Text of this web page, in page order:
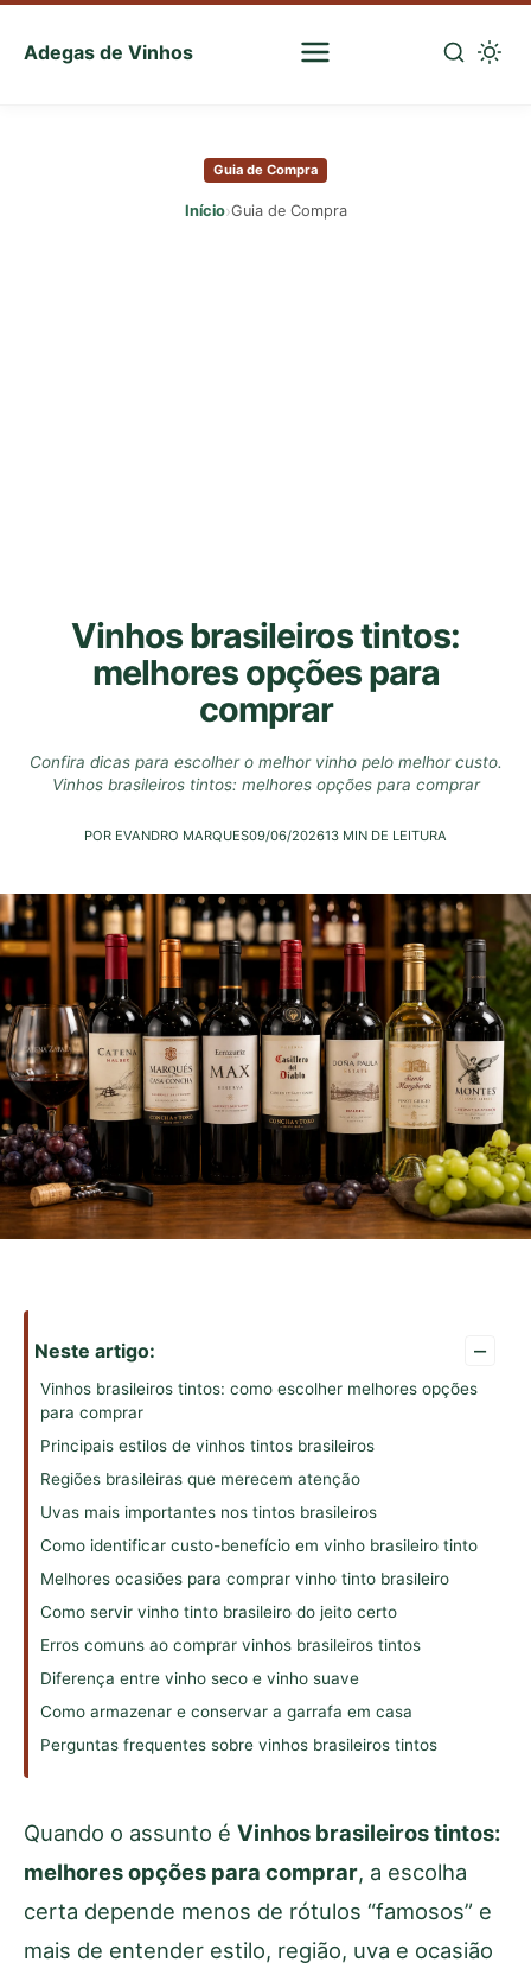
Adegas de Vinhos
Sua
Guia de Compra
Início›Guia de Compra
Vinhos brasileiros tintos:
melhores opções para
comprar
Confira dicas para escolher o melhor vinho pelo melhor custo.
Vinhos brasileiros tintos: melhores opções para comprar
POR EVANDRO MARQUES09/06/202613 MIN DE LEITURA
Neste artigo: –
Vinhos brasileiros tintos: como escolher melhores opções
para comprar
Principais estilos de vinhos tintos brasileiros
Regiões brasileiras que merecem atenção
Uvas mais importantes nos tintos brasileiros
Como identificar custo-benefício em vinho brasileiro tinto
Melhores ocasiões para comprar vinho tinto brasileiro
Como servir vinho tinto brasileiro do jeito certo
Erros comuns ao comprar vinhos brasileiros tintos
Diferença entre vinho seco e vinho suave
Como armazenar e conservar a garrafa em casa
Perguntas frequentes sobre vinhos brasileiros tintos
Quando o assunto é Vinhos brasileiros tintos:
melhores opções para comprar, a escolha
certa depende menos de rótulos “famosos” e
mais de entender estilo, região, uva e ocasião